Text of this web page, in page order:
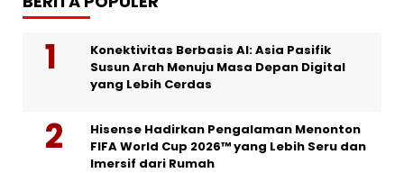
Konektivitas Berbasis AI: Asia Pasifik
Susun Arah Menuju Masa Depan Digital
yang Lebih Cerdas
Hisense Hadirkan Pengalaman Menonton
FIFA World Cup 2026™ yang Lebih Seru dan
Imersif dari Rumah